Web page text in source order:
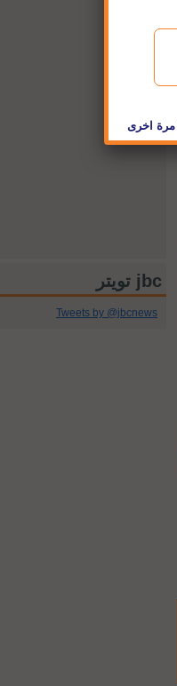
jbc تويتر
Tweets by @jbcnews